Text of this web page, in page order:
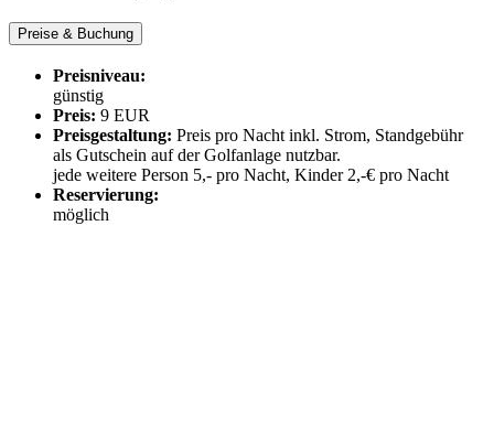
Preise & Buchung
Preisniveau:
günstig
Preis: 9 EUR
Preisgestaltung: Preis pro Nacht inkl. Strom, Standgebühr
als Gutschein auf der Golfanlage nutzbar.
jede weitere Person 5,- pro Nacht, Kinder 2,-€ pro Nacht
Reservierung:
möglich